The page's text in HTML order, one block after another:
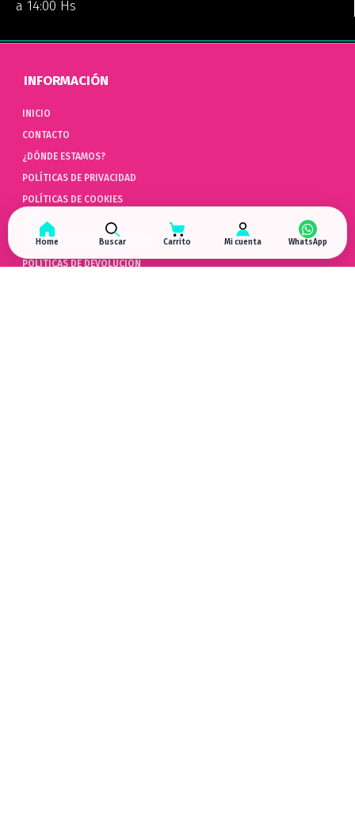
a 14:00 Hs
INFORMACIÓN
INICIO
CONTACTO
¿DÓNDE ESTAMOS?
POLÍTICAS DE PRIVACIDAD
POLÍTICAS DE COOKIES
AYUDA
PREGUNTAS FRECUENTES (FAQ)
POLÍTICAS DE DEVOLUCIÓN
Home Buscar Carrito Mi cuenta